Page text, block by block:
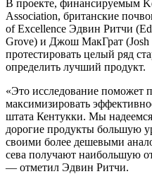
В проекте, финансируемым
Association, британские
of Excellence Эдвин Ритчи
Grove) и Джош МакГрат
протестировать целый ряд
определить лучший продукт.
«Это исследование поможет
максимизировать
штата Кентукки. Мы
дорогие продукты большую
своими более дешевыми
сева получают наибольшую
— отметил Эдвин Ритчи.